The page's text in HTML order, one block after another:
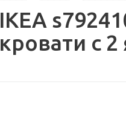
IKEA
кровати с